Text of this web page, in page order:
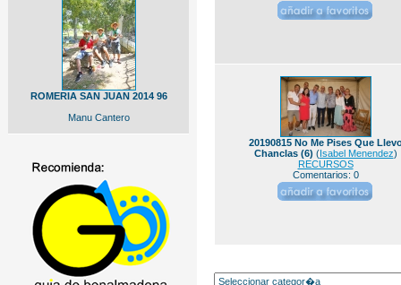
ROMERIA SAN JUAN 2014 96
Manu Cantero
20190815 No Me Pises Que
Chanclas (6) (Isabel Menendez)
RECURSOS
Comentarios: 0